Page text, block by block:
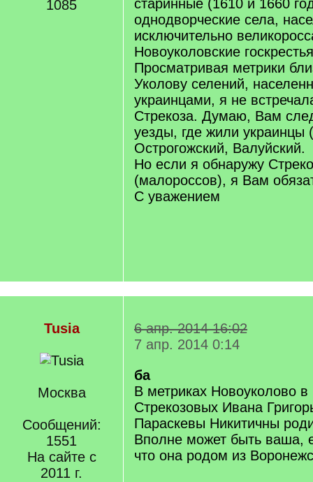
1085
старинные (1610 и 1660
однодворческие села,
исключительно
Новоуколовские
Просматривая метрики
Уколову селений,
украинцами, я не
Стрекоза. Думаю, Вам
уезды, где жили украинцы
Острогожский, Валуйский.
Но если я обнаружу
(малороссов), я Вам
С уважением
Tusia
Москва
Сообщений:
1551
На сайте с
2011 г.
6 апр. 2014 16:02
7 апр. 2014 0:14
ба
В метриках Новоуколово в
Стрекозовых Ивана
Параскевы Никитичны
Вполне может быть ваша,
что она родом из